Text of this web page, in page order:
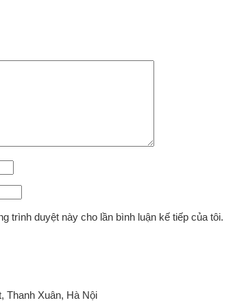
trình duyệt này cho lần bình luận kế tiếp của tôi.
Thanh Xuân, Hà Nội